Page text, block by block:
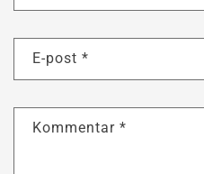
E-post *
Kommentar *